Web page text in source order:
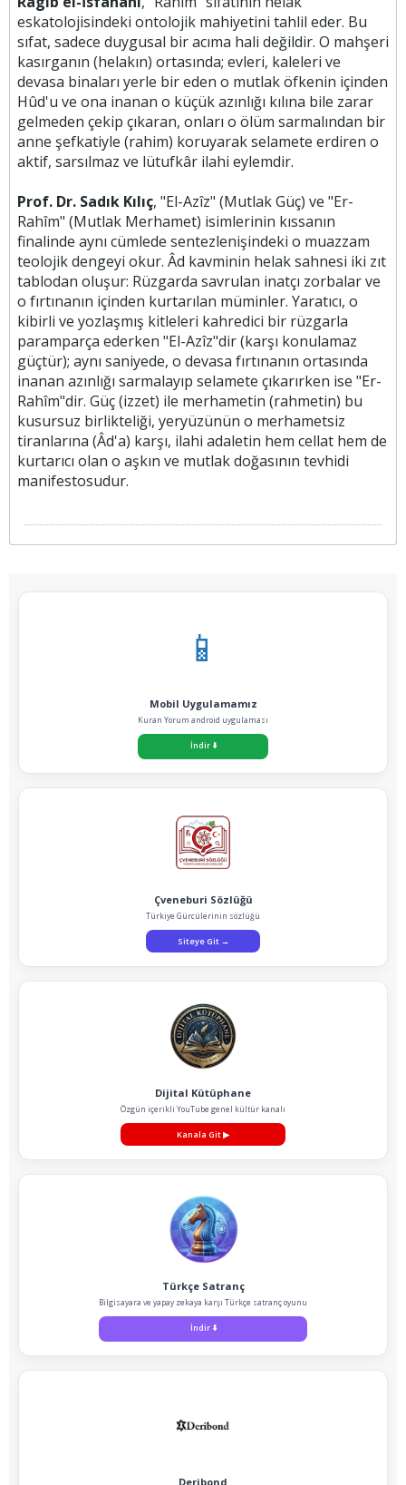
eskatolojisindeki ontolojik mahiyetini tahlil eder. Bu
sıfat, sadece duygusal bir acıma hali değildir. O mahşeri
kasırganın (helakın) ortasında; evleri, kaleleri ve
devasa binaları yerle bir eden o mutlak öfkenin içinden
Hûd'u ve ona inanan o küçük azınlığı kılına bile zarar
gelmeden çekip çıkaran, onları o ölüm sarmalından bir
anne şefkatiyle (rahim) koruyarak selamete erdiren o
aktif, sarsılmaz ve lütufkâr ilahi eylemdir.
Prof. Dr. Sadık Kılıç, "El-Azîz" (Mutlak Güç) ve "Er-
Rahîm" (Mutlak Merhamet) isimlerinin kıssanın
finalinde aynı cümlede sentezlenişindeki o muazzam
teolojik dengeyi okur. Âd kavminin helak sahnesi iki zıt
tablodan oluşur: Rüzgarda savrulan inatçı zorbalar ve
o fırtınanın içinden kurtarılan müminler. Yaratıcı, o
kibirli ve yozlaşmış kitleleri kahredici bir rüzgarla
paramparça ederken "El-Azîz"dir (karşı konulamaz
güçtür); aynı saniyede, o devasa fırtınanın ortasında
inanan azınlığı sarmalayıp selamete çıkarırken ise "Er-
Rahîm"dir. Güç (izzet) ile merhametin (rahmetin) bu
kusursuz birlikteliği, yeryüzünün o merhametsiz
tiranlarına (Âd'a) karşı, ilahi adaletin hem cellat hem de
kurtarıcı olan o aşkın ve mutlak doğasının tevhidi
manifestosudur.
📱
Mobil Uygulamamız
Kuran Yorum android uygulaması
İndir⬇️
Çveneburi Sözlüğü
Türkiye Gürcülerinin sözlüğü
Siteye Git →
Dijital Kütüphane
Özgün içerikli YouTube genel kültür kanalı
Kanala Git▶
Türkçe Satranç
Bilgisayara ve yapay zekaya karşı Türkçe satranç oyunu
İndir ⬇️
Deribond